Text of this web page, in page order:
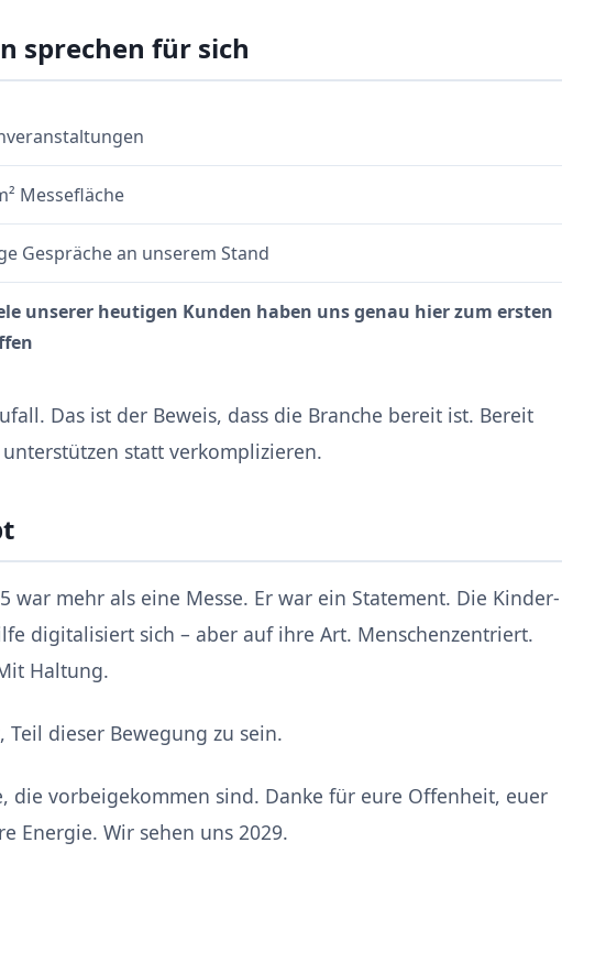
sprechen für sich
Messefläche
Gespräche an unserem Stand
unserer heutigen Kunden haben uns genau hier zum ersten
Das ist der Beweis, dass die Branche bereit ist. Bereit
statt verkomplizieren.
war mehr als eine Messe. Er war ein Statement. Die Kinder-
digitalisiert sich – aber auf ihre Art. Menschenzentriert.
Haltung.
Teil dieser Bewegung zu sein.
die vorbeigekommen sind. Danke für eure Offenheit, euer
Energie. Wir sehen uns 2029.